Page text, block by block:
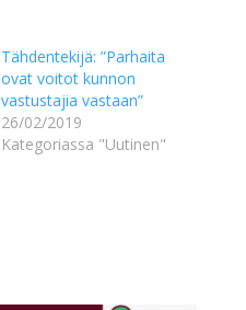
Tähdentekijä: ”Parhaita
ovat voitot kunnon
vastustajia vastaan”
26/02/2019
Kategoriassa "Uutinen"